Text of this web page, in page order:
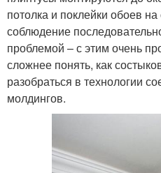
потолка и поклейки обоев
соблюдение
проблемой – с этим очень
сложнее понять, как
разобраться в технологии
молдингов.